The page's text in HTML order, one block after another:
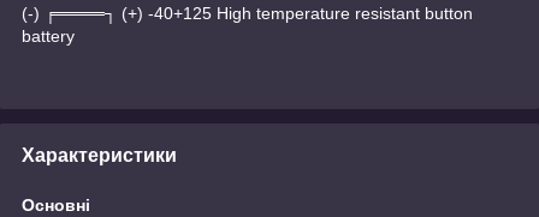
(-) ╒════┐ (+) -40+125 High temperature resistant button
battery
Характеристики
Основні